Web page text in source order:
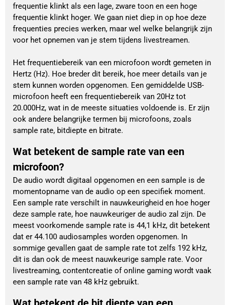
frequentie klinkt als een lage, zware toon en een hoge
frequentie klinkt hoger. We gaan niet diep in op hoe deze
frequenties precies werken, maar wel welke belangrijk zijn
voor het opnemen van je stem tijdens livestreamen.
Het frequentiebereik van een microfoon wordt gemeten in
Hertz (Hz). Hoe breder dit bereik, hoe meer details van je
stem kunnen worden opgenomen. Een gemiddelde USB-
microfoon heeft een frequentiebereik van 20Hz tot
20.000Hz, wat in de meeste situaties voldoende is. Er zijn
ook andere belangrijke termen bij microfoons, zoals
sample rate, bitdiepte en bitrate.
Wat betekent de sample rate van een
microfoon?
De audio wordt digitaal opgenomen en een sample is de
momentopname van de audio op een specifiek moment.
Een sample rate verschilt in nauwkeurigheid en hoe hoger
deze sample rate, hoe nauwkeuriger de audio zal zijn. De
meest voorkomende sample rate is 44,1 kHz, dit betekent
dat er 44.100 audiosamples worden opgenomen. In
sommige gevallen gaat de sample rate tot zelfs 192 kHz,
dit is dan ook de meest nauwkeurige sample rate. Voor
livestreaming, contentcreatie of online gaming wordt vaak
een sample rate van 48 kHz gebruikt.